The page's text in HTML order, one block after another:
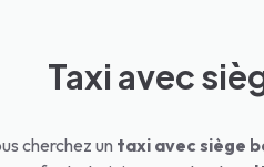
Taxi avec
cherchez un taxi avec siège